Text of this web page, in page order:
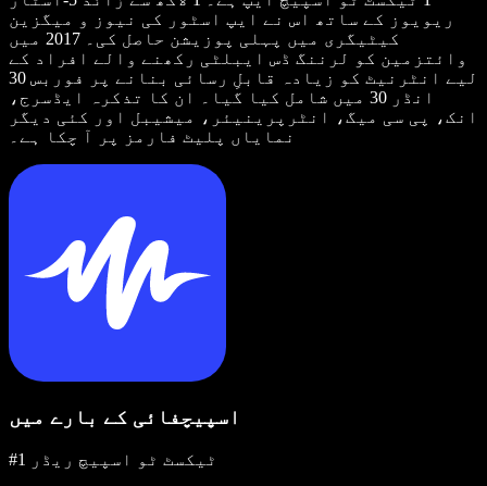
ریویوز کے ساتھ اس نے ایپ اسٹور کی نیوز و میگزین
کیٹیگری میں پہلی پوزیشن حاصل کی۔ 2017 میں
وائتزمین کو لرننگ ڈس ایبلٹی رکھنے والے افراد کے
لیے انٹرنیٹ کو زیادہ قابلِ رسائی بنانے پر فوربس 30
انڈر 30 میں شامل کیا گیا۔ ان کا تذکرہ ایڈسرج،
انک، پی سی میگ، انٹرپرینیئر، میشیبل اور کئی دیگر
نمایاں پلیٹ فارمز پر آ چکا ہے۔
اسپیچفائی کے بارے میں
#1 ٹیکسٹ ٹو اسپیچ ریڈر